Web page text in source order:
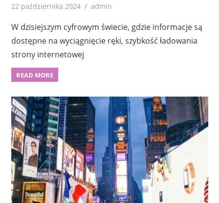
22 października 2024 admin
W dzisiejszym cyfrowym świecie, gdzie informacje są
dostępne na wyciągnięcie ręki, szybkość ładowania
strony internetowej
READ MORE